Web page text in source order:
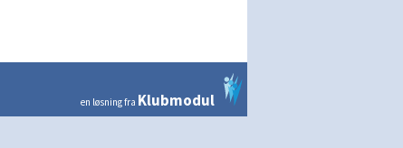
en løsning fra Klubmodul